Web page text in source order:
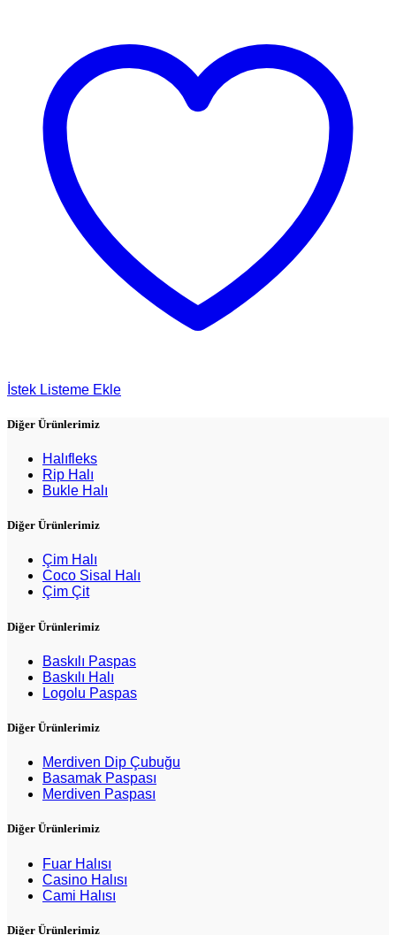
İstek Listeme Ekle
Diğer Ürünlerimiz
Halıfleks
Rip Halı
Bukle Halı
Diğer Ürünlerimiz
Çim Halı
Coco Sisal Halı
Çim Çit
Diğer Ürünlerimiz
Baskılı Paspas
Baskılı Halı
Logolu Paspas
Diğer Ürünlerimiz
Merdiven Dip Çubuğu
Basamak Paspası
Merdiven Paspası
Diğer Ürünlerimiz
Fuar Halısı
Casino Halısı
Cami Halısı
Diğer Ürünlerimiz